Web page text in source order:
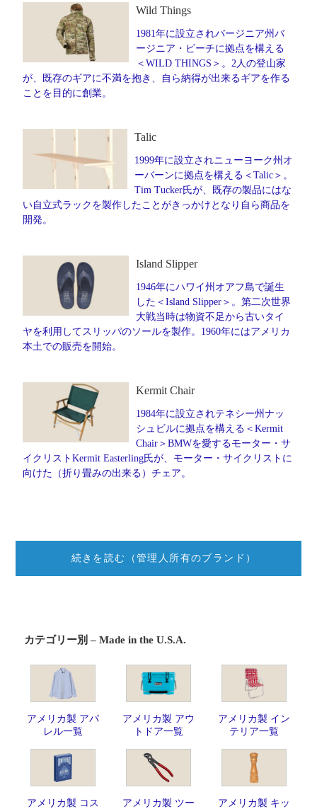
Wild Things
1981年に設立されバージニア州バ
ージニア・ビーチに拠点を構える
＜WILD THINGS＞。2人の登山家
が、既存のギアに不満を抱き、自ら納得が出来るギアを作る
ことを目的に創業。
Talic
1999年に設立されニューヨーク州オ
ーバーンに拠点を構える＜Talic＞。
Tim Tucker氏が、既存の製品にはな
い自立式ラックを製作したことがきっかけとなり自ら商品を
開発。
Island Slipper
1946年にハワイ州オアフ島で誕生
した＜Island Slipper＞。第二次世界
大戦当時は物資不足から古いタイ
ヤを利用してスリッパのソールを製作。1960年にはアメリカ
本土での販売を開始。
Kermit Chair
1984年に設立されテネシー州ナッ
シュビルに拠点を構える＜Kermit
Chair＞BMWを愛するモーター・サ
イクリストKermit Easterling氏が、モーター・サイクリストに
向けた（折り畳みの出来る）チェア。
続きを読む（管理人所有のブランド）
カテゴリー別 – Made in the U.S.A.
アメリカ製 アパ
レル一覧
アメリカ製 アウ
トドア一覧
アメリカ製 イン
テリア一覧
アメリカ製 コス
アメリカ製 ツー
アメリカ製 キッ